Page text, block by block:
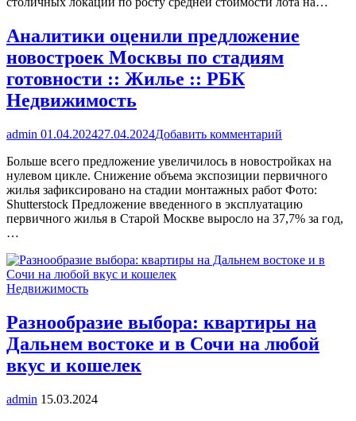
Аналитики оценили предложение
новостроек Москвы по стадиям
готовности :: Жилье :: РБК
Недвижимость
admin 01.04.202427.04.2024Добавить комментарий
Больше всего предложение увеличилось в новостройках на
нулевом цикле. Снижение объема экспозиции первичного
жилья зафиксировано на стадии монтажных работ Фото:
Shutterstock Предложение введенного в эксплуатацию
первичного жилья в Старой Москве выросло на 37,7% за год,
…
Недвижимость
Разнообразие выбора: квартиры на
Дальнем востоке и в Сочи на любой
вкус и кошелек
admin 15.03.2024